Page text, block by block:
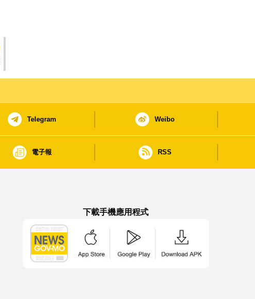
Telegram Weibo
電子報 RSS
下載手機應用程式